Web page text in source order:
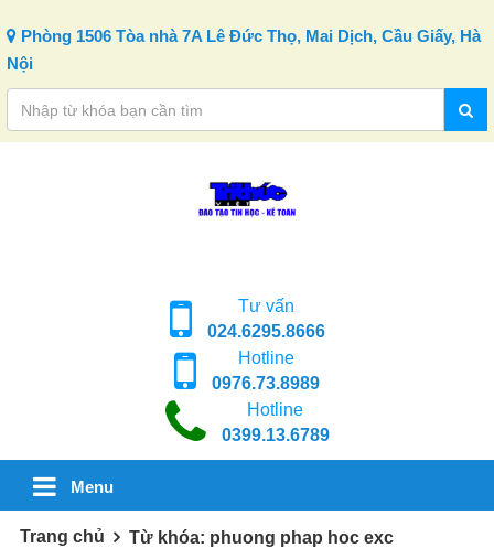
Phòng 1506 Tòa nhà 7A Lê Đức Thọ, Mai Dịch, Cầu Giấy, Hà
Nội
Tư vấn
024.6295.8666
Hotline
0976.73.8989
Hotline
0399.13.6789
Menu
Trang chủ Từ khóa: phuong phap hoc exc